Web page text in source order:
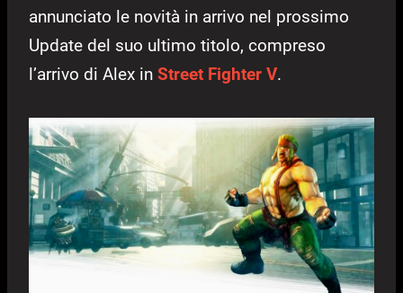
annunciato le novità in arrivo nel prossimo
Update del suo ultimo titolo, compreso
l’arrivo di Alex in Street Fighter V.